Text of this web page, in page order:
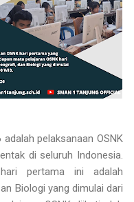
pelaksanaan OSNK
di seluruh Indonesia.
pertama ini adalah
Biologi yang dimulai dari